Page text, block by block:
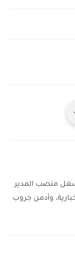
منصب المدير
وأدمن جروب